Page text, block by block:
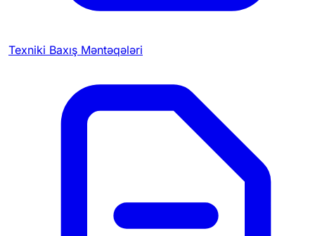
Texniki Baxış Məntəqələri